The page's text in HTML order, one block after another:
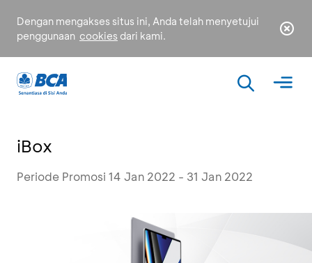
Dengan mengakses situs ini, Anda telah menyetujui
penggunaan cookies dari kami.
iBox
Periode Promosi 14 Jan 2022 - 31 Jan 2022